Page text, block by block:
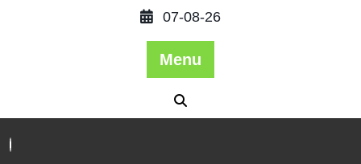
07-08-26
Menu